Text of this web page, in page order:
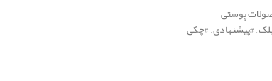
پوستی
,#پیشنهادی,#چکی